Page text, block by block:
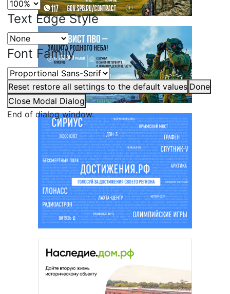
Text Edge Style
Font Family
Reset restore all settings to the default values Done
Close Modal Dialog
End of dialog window.